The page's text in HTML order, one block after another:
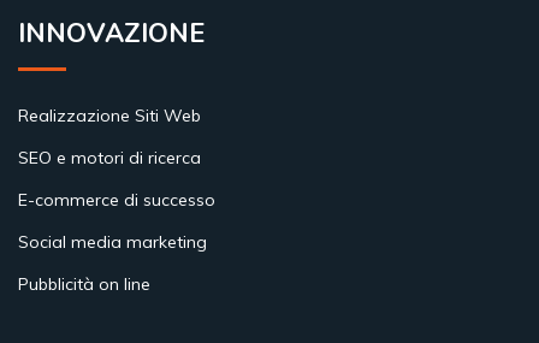
INNOVAZIONE
Realizzazione Siti Web
SEO e motori di ricerca
E-commerce di successo
Social media marketing
Pubblicità on line